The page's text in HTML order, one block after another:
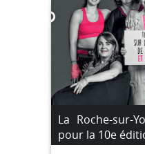
La Roche-sur-
pour la 10e